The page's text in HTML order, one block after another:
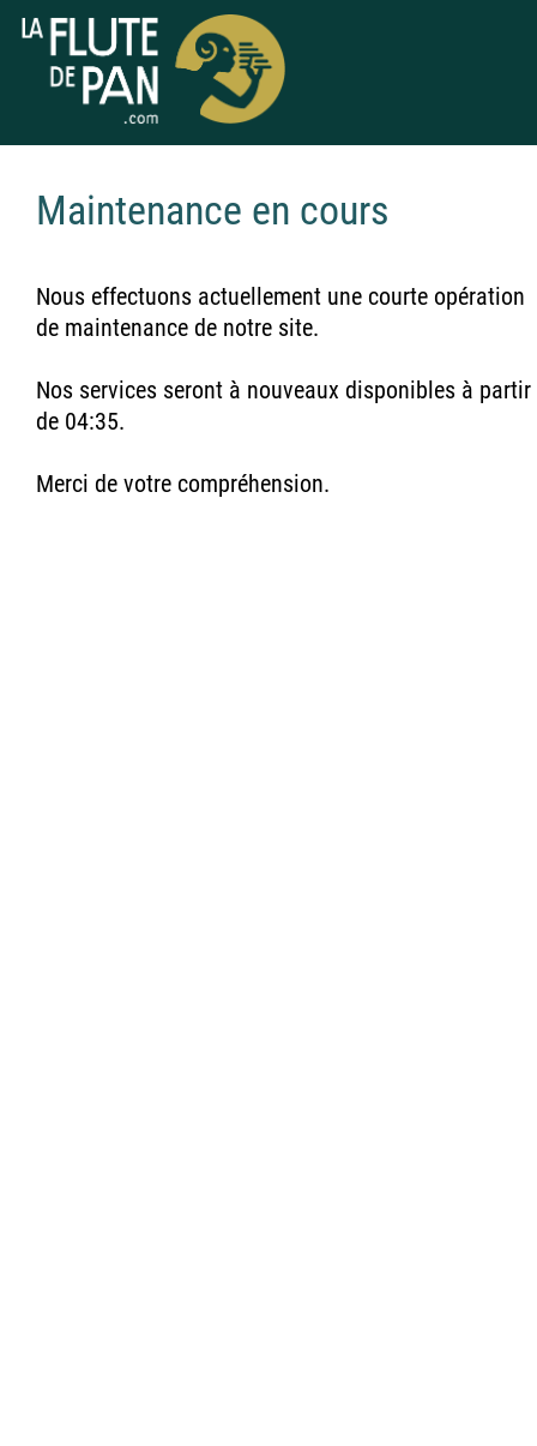
Maintenance en cours
Nous effectuons actuellement une courte opération
de maintenance de notre site.
Nos services seront à nouveaux disponibles à partir
de 04:35.
Merci de votre compréhension.